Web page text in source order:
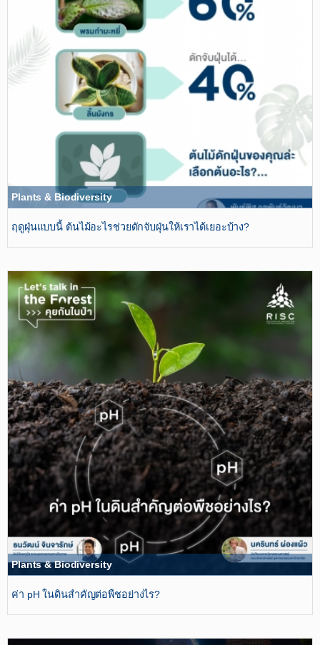
Plants & Biodiversity
ฤดูฝุ่นแบบนี้ ต้นไม้อะไรช่วยดักจับฝุ่นให้เราได้เยอะบ้าง?
Plants & Biodiversity
ค่า pH ในดินสำคัญต่อพืชอย่างไร?​